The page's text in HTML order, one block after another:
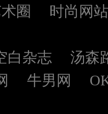
圈
时尚网站
白杂志
汤森
牛男网